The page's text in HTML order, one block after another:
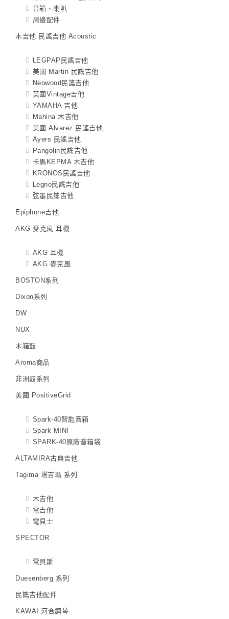
音箱、喇叭
周邊配件
木吉他 民謠吉他 Acoustic
LEGPAP民謠吉他
美國 Martin 民謠吉他
Neowood民謠吉他
英國Vintage吉他
YAMAHA 吉他
Mahina 木吉他
美國 Alvarez 民謠吉他
Ayers 民謠吉他
Pangolin民謠吉他
卡馬KEPMA 木吉他
KRONOS民謠吉他
Legno民謠吉他
弦墨民謠吉他
Epiphone吉他
AKG 麥克風 耳機
AKG 耳機
AKG 麥克風
BOSTON系列
Dixon系列
DW
NUX
木箱鼓
Aroma商品
非洲鼓系列
美國 PositiveGrid
Spark-40智能音箱
Spark MINI
SPARK-40原廠音箱袋
ALTAMIRA古典吉他
Tagima 塔吉瑪 系列
木吉他
電吉他
電貝士
SPECTOR
電貝斯
Duesenberg 系列
民謠吉他配件
KAWAI 河合鋼琴